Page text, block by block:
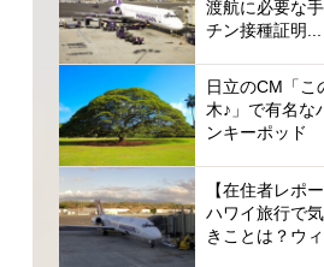
渡航に必要な
チン接種証明...
日立のCM「こ
木♪」で有名な
ンキーポッド
【在住者レポ
ハワイ旅行で
きことは？ウィ